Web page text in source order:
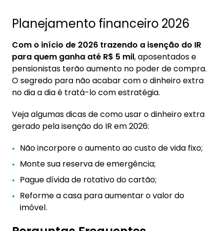
Planejamento financeiro 2026
Com o início de 2026 trazendo a isenção do IR
para quem ganha até R$ 5 mil, aposentados e
pensionistas terão aumento no poder de compra.
O segredo para não acabar com o dinheiro extra
no dia a dia é tratá-lo com estratégia.
Veja algumas dicas de como usar o dinheiro extra
gerado pela isenção do IR em 2026:
Não incorpore o aumento ao custo de vida fixo;
Monte sua reserva de emergência;
Pague dívida de rotativo do cartão;
Reforme a casa para aumentar o valor do
imóvel.